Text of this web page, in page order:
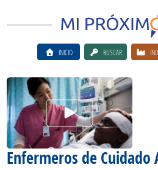
INICIO BUSCAR
Enfermeros de Cuidado
Ver el vίdeo de la